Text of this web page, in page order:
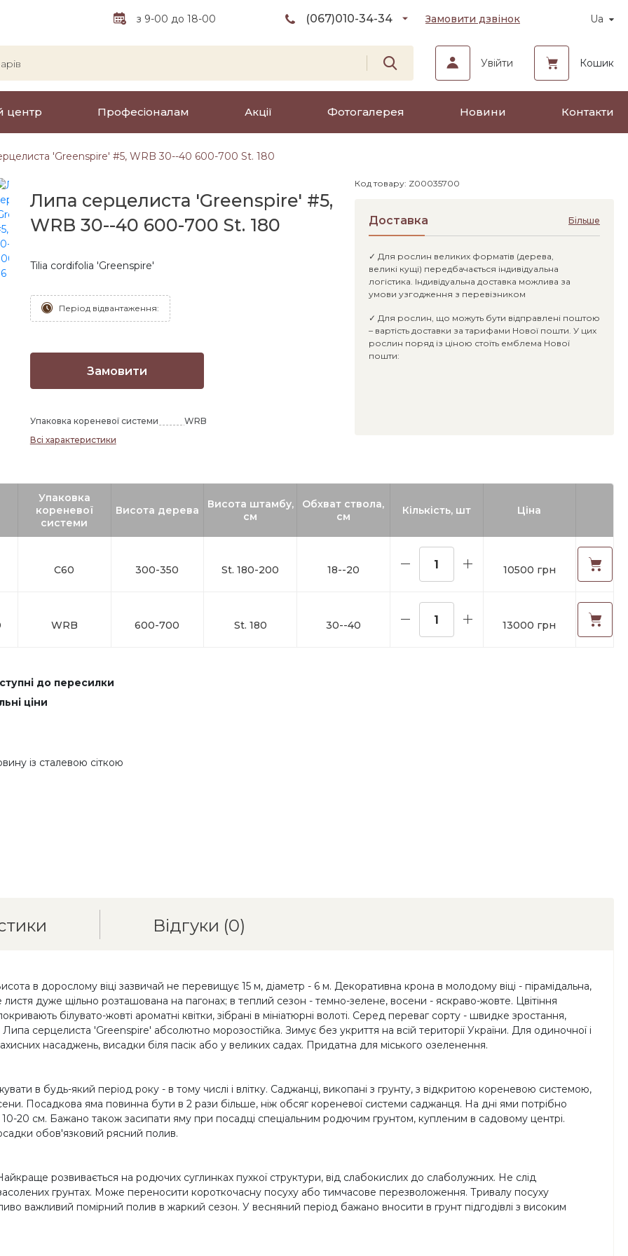
з 9-00 до 18-00 (067)010-34-34 Замовити дзвінок Ua
Увійти Кошик
центр Професіоналам Акції Фотогалерея Новини Контакти
'Greenspire' #5, WRB 30--40 600-700 St. 180
Липа серцелиста 'Greenspire' #5,
WRB 30--40 600-700 St. 180
Tilia cordifolia 'Greenspire'
Період відвантаження:
Замовити
Упаковка кореневої системи
WRB
Всі характеристики
Код товару: Z00035700
Доставка Більше
✓ Для рослин великих форматів (дерева,
великі кущі) передбачається індивідуальна
логістика. Індивідуальна доставка можлива за
умови узгодження з перевізником
✓ Для рослин, що можуть бути відправлені поштою
– вартість доставки за тарифами Нової пошти. У цих
рослин поряд із ціною стоїть емблема Нової
пошти:
Упаковка
кореневої
системи
Висота дерева
Висота штамбу,
см
Обхват ствола,
см
Кількість, шт Ціна
C60 300-350 St. 180-200 18--20 10500 грн
WRB 600-700 St. 180 30--40 13000 грн
до пересилки
ціни
із сталевою сіткою
Відгуки (0)
в дорослому віці зазвичай не перевищує 15 м, діаметр - 6 м. Декоративна крона в молодому віці - пірамідальна,
дуже щільно розташована на пагонах; в теплий сезон - темно-зелене, восени - яскраво-жовте. Цвітіння
білувато-жовті ароматні квітки, зібрані в мініатюрні волоті. Серед переваг сорту - швидке зростання,
Липа серцелиста 'Greenspire' абсолютно морозостійка. Зимує без укриття на всій території України. Для одиночної і
насаджень, висадки біля пасік або у великих садах. Придатна для міського озеленення.
в будь-який період року - в тому числі і влітку. Саджанці, викопані з грунту, з відкритою кореневою системою,
Посадкова яма повинна бути в 2 рази більше, ніж обсяг кореневої системи саджанця. На дні ями потрібно
20 см. Бажано також засипати яму при посадці спеціальним родючим грунтом, купленим в садовому центрі.
обов'язковий рясний полив.
розвивається на родючих суглинках пухкої структури, від слабокислих до слаболужних. Не слід
грунтах. Може переносити короткочасну посуху або тимчасове перезволоження. Тривалу посуху
важливий помірний полив в жаркий сезон. У весняний період бажано вносити в грунт підгодівлі з високим